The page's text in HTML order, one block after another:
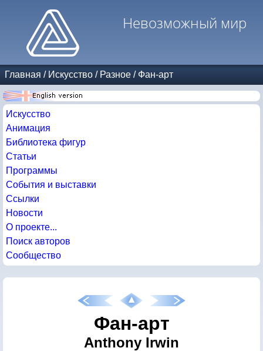
Невозможный мир
Главная / Искусство / Разное / Фан-арт
Искусство
Анимация
Библиотека фигур
Статьи
Программы
События и выставки
Ссылки
Новости
О проекте...
Поиск авторов
Сообщество
Фан-арт
Anthony Irwin